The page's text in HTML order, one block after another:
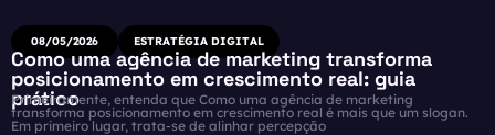
08/05/2026 ESTRATÉGIA DIGITAL
Como uma agência de marketing transforma
posicionamento em crescimento real: guia
prático
Primeiramente, entenda que Como uma agência de marketing
transforma posicionamento em crescimento real é mais que um slogan.
Em primeiro lugar, trata-se de alinhar percepção